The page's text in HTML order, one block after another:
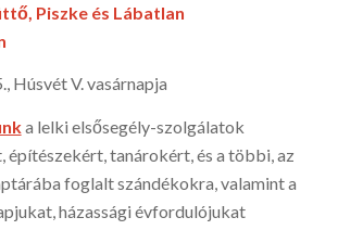
Piszke és Lábatlan
Húsvét V. vasárnapja
a lelki elsősegély-szolgálatok
építészekért, tanárokért, és a többi, az
foglalt szándékokra, valamint a
há­zassági évfordu­lójukat